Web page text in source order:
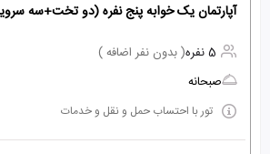
آپارتمان یک خوابه پنج نفره (دو تخت+سه
5 نفره
( بدون نفر اضافه )
صبحانه
تور با احتساب حمل و نقل و خدمات